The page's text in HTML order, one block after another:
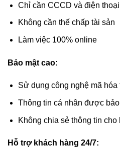
Chỉ cần CCCD và điện thoại
Không cần thế chấp tài sản
Làm việc 100% online
Bảo mật cao:
Sử dụng công nghệ mã hóa
Thông tin cá nhân được
Không chia sẻ thông tin cho
Hỗ trợ khách hàng 24/7: